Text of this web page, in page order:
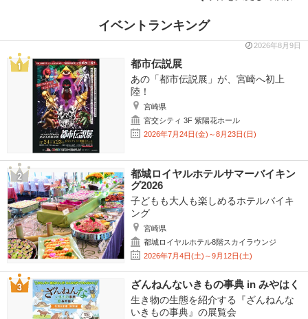
イベントランキング
2026年8月9日
都市伝説展
あの「都市伝説展」が、宮崎へ初上
陸！
宮崎県
宮交シティ 3F 紫陽花ホール
2026年7月24日(金)～8月23日(日)
都城ロイヤルホテルサマーバイキン
グ2026
子どもも大人も楽しめるホテルバイキ
ング
宮崎県
都城ロイヤルホテル8階スカイラウンジ
2026年7月4日(土)～9月12日(土)
ざんねんないきもの事典 in みやはく
生き物の生態を紹介する『ざんねんな
いきもの事典』の展覧会